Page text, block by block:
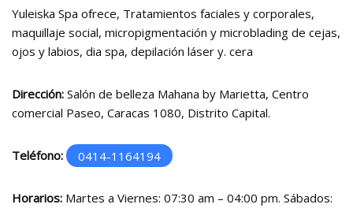
Yuleiska Spa ofrece, Tratamientos faciales y corporales,
maquillaje social, micropigmentación y microblading de cejas,
ojos y labios, dia spa, depilación láser y. cera
Dirección: Salón de belleza Mahana by Marietta, Centro
comercial Paseo, Caracas 1080, Distrito Capital.
Teléfono: 0414-1164194
Horarios: Martes a Viernes: 07:30 am – 04:00 pm. Sábados: